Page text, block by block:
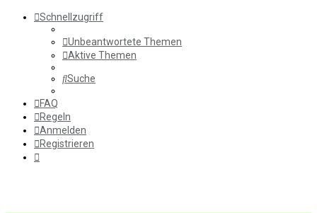
Schnellzugriff
Unbeantwortete Themen
Aktive Themen
Suche
FAQ
Regeln
Anmelden
Registrieren